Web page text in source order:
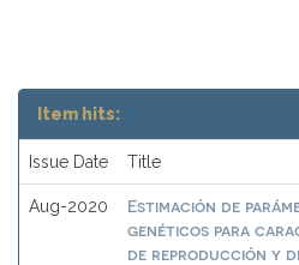
Item hits:
Issue Date Title
Aug-2020
Estimación de
genéticos para
de reproducción y